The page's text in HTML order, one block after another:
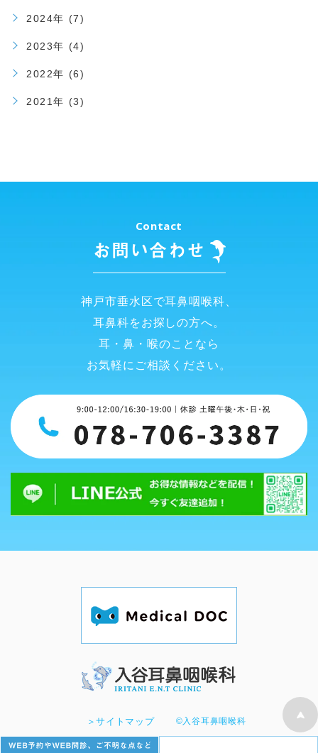
2024年 (7)
2023年 (4)
2022年 (6)
2021年 (3)
Contact
お問い合わせ
神戸市垂水区で耳鼻咽喉科、
耳鼻科をお探しの方へ。
耳・鼻・喉のことなら
お気軽にご相談ください。
＞サイトマップ ©︎入谷耳鼻咽喉科